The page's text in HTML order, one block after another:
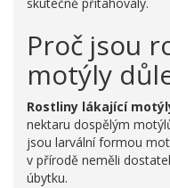
Proč jsou
motýly
Rostliny lákající
nektaru dospělým
jsou larvální formou
v přírodě neměli
úbytku.